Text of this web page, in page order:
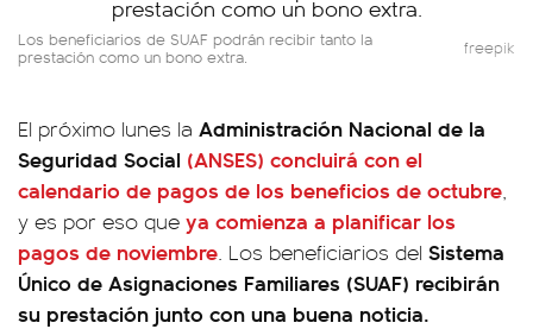
Los beneficiarios de SUAF podrán recibir tanto la
prestación como un bono extra. freepik
El próximo lunes la Administración Nacional de la
Seguridad Social (ANSES) concluirá con el
calendario de pagos de los beneficios de octubre,
y es por eso que ya comienza a planificar los
pagos de noviembre. Los beneficiarios del Sistema
Único de Asignaciones Familiares (SUAF) recibirán
su prestación junto con una buena noticia.